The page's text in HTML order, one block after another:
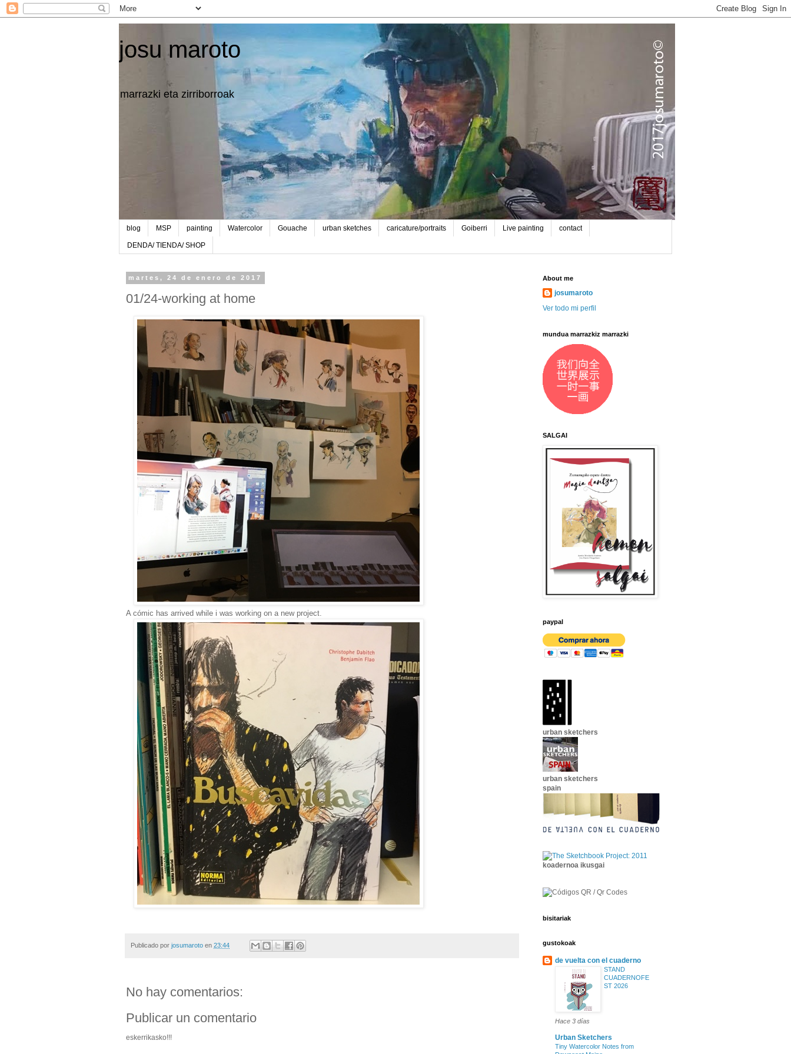
josu maroto
marrazki eta zirriborroak
blog MSP painting Watercolor Gouache urban sketches caricature/portraits Goiberri Live painting contact
DENDA/ TIENDA/ SHOP
martes, 24 de enero de 2017
01/24-working at home
A cómic has arrived while i was working on a new project.
Publicado por josumaroto en 23:44
No hay comentarios:
Publicar un comentario
eskerrikasko!!!
About me
josumaroto
Ver todo mi perfil
mundua marrazkiz marrazki
SALGAI
paypal
urban sketchers
urban sketchers
spain
koadernoa ikusgai
bisitariak
gustokoak
de vuelta con el cuaderno
STAND
CUADERNOFE
ST 2026
Hace 3 días
Urban Sketchers
Tiny Watercolor Notes from